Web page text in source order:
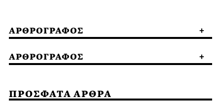
ΑΡΘΡΟΓΡΑΦΟΣ
ΑΡΘΡΟΓΡΑΦΟΣ
ΠΡΟΣΦΑΤΑ ΑΡΘΡΑ